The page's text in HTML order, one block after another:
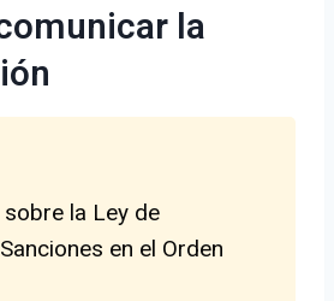
la
la Ley de
en el Orden